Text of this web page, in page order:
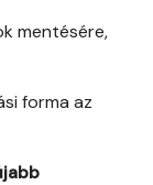
mentésére,
forma az